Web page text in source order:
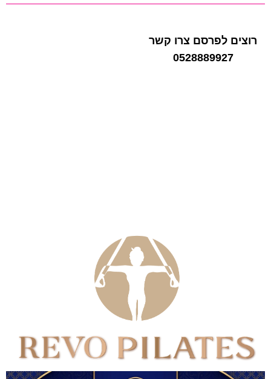
רוצים לפרסם צרו קשר
0528889927